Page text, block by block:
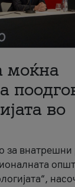
моќна
во
за внатрешни